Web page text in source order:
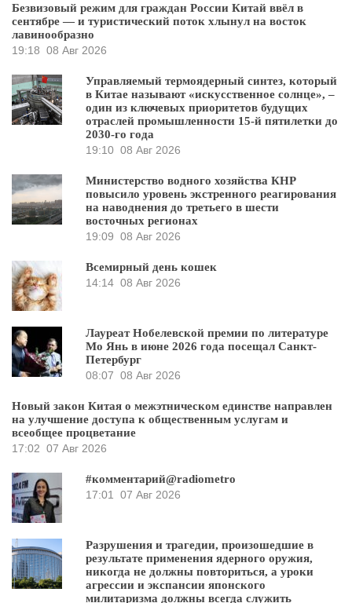
Безвизовый режим для граждан России Китай ввёл в
сентябре — и туристический поток хлынул на восток
лавинообразно
19:18 08 Авг 2026
Управляемый термоядерный синтез, который
в Китае называют «искусственное солнце», –
один из ключевых приоритетов будущих
отраслей промышленности 15-й пятилетки до
2030-го года
19:10 08 Авг 2026
Министерство водного хозяйства КНР
повысило уровень экстренного реагирования
на наводнения до третьего в шести
восточных регионах
19:09 08 Авг 2026
Всемирный день кошек
14:14 08 Авг 2026
Лауреат Нобелевской премии по литературе
Мо Янь в июне 2026 года посещал Санкт-
Петербург
08:07 08 Авг 2026
Новый закон Китая о межэтническом единстве направлен
на улучшение доступа к общественным услугам и
всеобщее процветание
17:02 07 Авг 2026
#комментарий@radiometro
17:01
07 Авг 2026
Разрушения и трагедии, произошедшие в
результате применения ядерного оружия,
никогда не должны повториться, а уроки
агрессии и экспансии японского
милитаризма должны всегда служить